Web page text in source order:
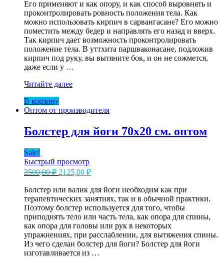
составляла
750,00 ₽.
637,50 ₽.
Его применяют и как опору, и как способ выровнять и
проконтролировать ровность положения тела. Как
можно использовать кирпич в сарвангасане? Его можно
поместить между бедер и направлять его назад и вверх.
Так кирпич дает возможность проконтролировать
положение тела. В уттхита паршваконасане, подложив
кирпич под руку, вы вытяните бок, и он не сожмется,
даже если у …
Блок
для
йоги
Читайте далее
В корзину
Оптом от производителя
Болстер для йоги 70х20 см. оптом
Sale!
Быстрый просмотр
2500,00₽ Первоначальная
составляла
2500,00 ₽.
2125,00 ₽Текущая
2125,00 ₽.
Болстер или валик для йоги необходим как при
терапевтических занятиях, так и в обычной практики.
Поэтому болстер используется для того, чтобы
приподнять тело или часть тела, как опора для спины,
как опора для головы или рук в некоторых
упражнениях, при расслаблении, для вытяжения спины.
Из чего сделан болстер для йоги? Болстер для йоги
изготавливается из …